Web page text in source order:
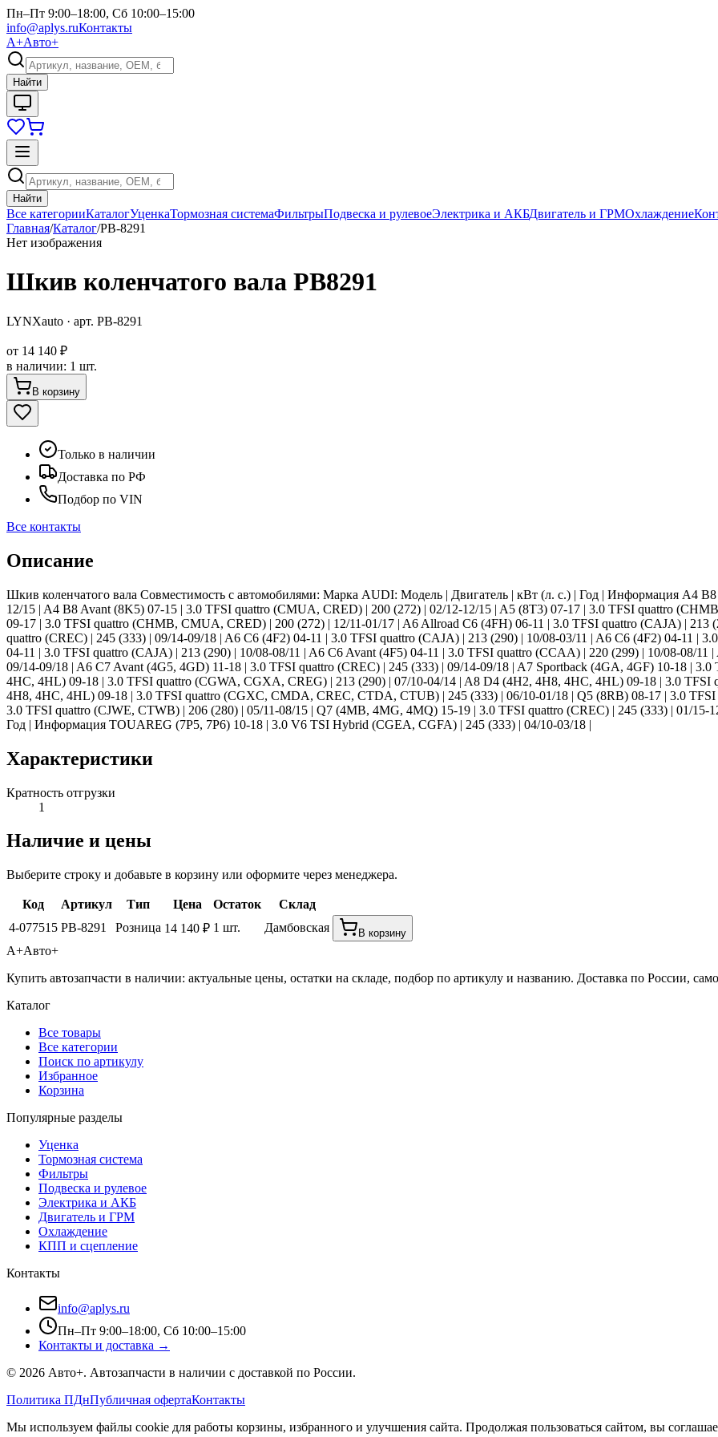
Пн–Пт 9:00–18:00, Сб 10:00–15:00
info@aplys.ruКонтакты
А+Авто+
Найти
Найти
Все категорииКаталогУценкаТормозная системаФильтрыПодвеска и рулевоеЭлектрика и АКБДвигатель и ГРМОхлаждение
Главная/Каталог/PB-8291
Нет изображения
Шкив коленчатого вала PB8291
LYNXauto · арт. PB-8291
от 14 140 ₽
в наличии: 1 шт.
В корзину
Только в наличии
Доставка по РФ
Подбор по VIN
Все контакты
Описание
Шкив коленчатого вала Совместимость с автомобилями: Марка AUDI: Модель | Двигатель | кВт (л. с.) | Год | Информация A4
12/15 | A4 B8 Avant (8K5) 07-15 | 3.0 TFSI quattro (CMUA, CRED) | 200 (272) | 02/12-12/15 | A5 (8T3) 07-17 | 3.0 TFSI quattro
09-17 | 3.0 TFSI quattro (CHMB, CMUA, CRED) | 200 (272) | 12/11-01/17 | A6 Allroad C6 (4FH) 06-11 | 3.0 TFSI quattro (CAJA) | 213
quattro (CREC) | 245 (333) | 09/14-09/18 | A6 C6 (4F2) 04-11 | 3.0 TFSI quattro (CAJA) | 213 (290) | 10/08-03/11 | A6 C6 (4F2) 04-11 |
04-11 | 3.0 TFSI quattro (CAJA) | 213 (290) | 10/08-08/11 | A6 C6 Avant (4F5) 04-11 | 3.0 TFSI quattro (CCAA) | 220 (299) | 10/08-08/
09/14-09/18 | A6 C7 Avant (4G5, 4GD) 11-18 | 3.0 TFSI quattro (CREC) | 245 (333) | 09/14-09/18 | A7 Sportback (4GA, 4GF) 10-18 |
4HC, 4HL) 09-18 | 3.0 TFSI quattro (CGWA, CGXA, CREG) | 213 (290) | 07/10-04/14 | A8 D4 (4H2, 4H8, 4HC, 4HL) 09-18 | 3.0 TFSI
4H8, 4HC, 4HL) 09-18 | 3.0 TFSI quattro (CGXC, CMDA, CREC, CTDA, CTUB) | 245 (333) | 06/10-01/18 | Q5 (8RB) 08-17 | 3.0
3.0 TFSI quattro (CJWE, CTWB) | 206 (280) | 05/11-08/15 | Q7 (4MB, 4MG, 4MQ) 15-19 | 3.0 TFSI quattro (CREC) | 245 (333) | 01/
Год | Информация TOUAREG (7P5, 7P6) 10-18 | 3.0 V6 TSI Hybrid (CGEA, CGFA) | 245 (333) | 04/10-03/18 |
Характеристики
Кратность отгрузки
1
Наличие и цены
Выберите строку и добавьте в корзину или оформите через менеджера.
Код Артикул Тип Цена Остаток
Склад
4-077515 PB-8291 Розница 14 140 ₽ 1 шт. Дамбовская В корзину
А+Авто+
Купить автозапчасти в наличии: актуальные цены, остатки на складе, подбор по артикулу и названию. Доставка по России,
Каталог
Все товары
Все категории
Поиск по артикулу
Избранное
Корзина
Популярные разделы
Уценка
Тормозная система
Фильтры
Подвеска и рулевое
Электрика и АКБ
Двигатель и ГРМ
Охлаждение
КПП и сцепление
Контакты
info@aplys.ru
Пн–Пт 9:00–18:00, Сб 10:00–15:00
Контакты и доставка →
© 2026 Авто+. Автозапчасти в наличии с доставкой по России.
Политика ПДнПубличная офертаКонтакты
Мы используем файлы cookie для работы корзины, избранного и улучшения сайта. Продолжая пользоваться сайтом, вы